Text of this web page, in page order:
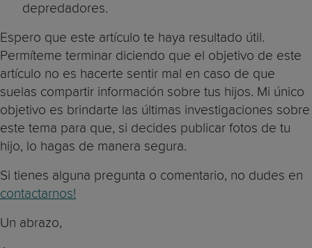
depredadores.
Espero que este artículo te haya resultado útil.
Permíteme terminar diciendo que el objetivo de este
artículo no es hacerte sentir mal en caso de que
suelas compartir información sobre tus hijos. Mi único
objetivo es brindarte las últimas investigaciones sobre
este tema para que, si decides publicar fotos de tu
hijo, lo hagas de manera segura.
Si tienes alguna pregunta o comentario, no dudes en
contactarnos!
Un abrazo,